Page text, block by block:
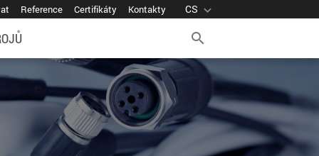
Reference Certifikáty Kontakty CS expand_more
search